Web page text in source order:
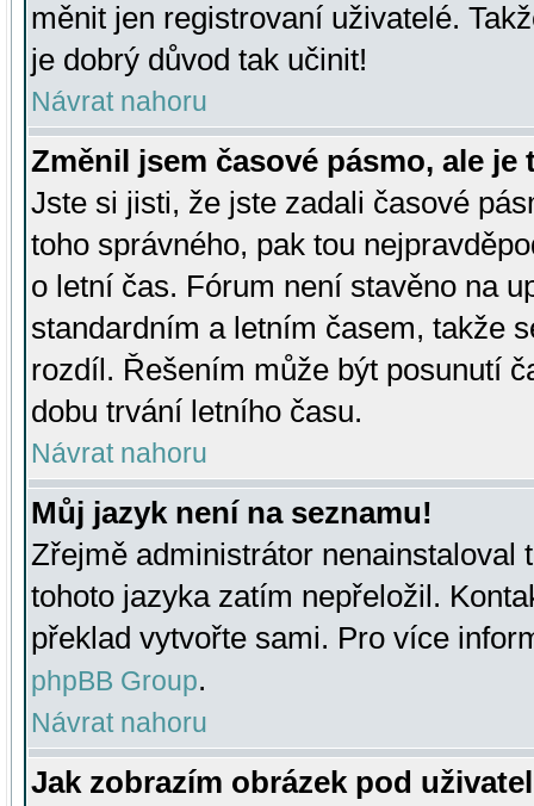
měnit jen registrovaní uživatelé.
je dobrý důvod tak učinit!
Návrat nahoru
Změnil jsem časové pásmo, ale je
Jste si jisti, že jste zadali časové
toho správného, pak tou
o letní čas. Fórum není stavěno na
standardním a letním časem, takže
rozdíl. Řešením může být posunutí
dobu trvání letního času.
Návrat nahoru
Můj jazyk není na seznamu!
Zřejmě administrátor nenainstaloval
tohoto jazyka zatím nepřeložil.
překlad vytvořte sami. Pro více
phpBB Group.
Návrat nahoru
Jak zobrazím obrázek pod